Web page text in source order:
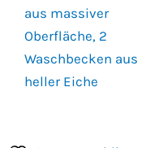
aus massiver
Oberfläche, 2
Waschbecken aus
heller Eiche